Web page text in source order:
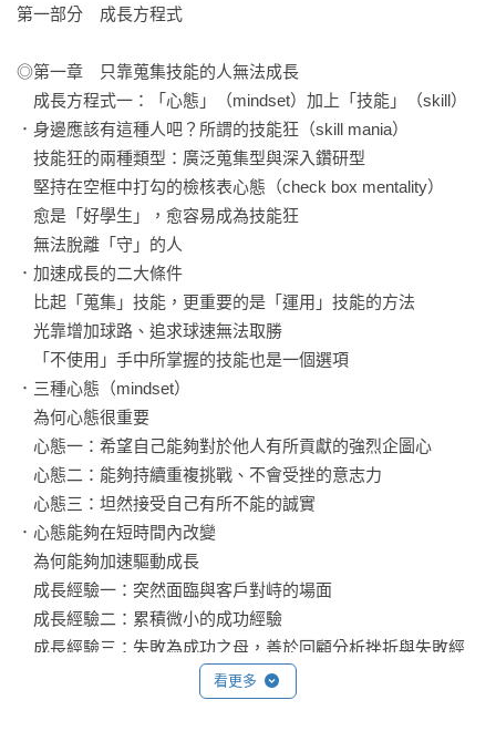
第一部分 成長方程式
◎第一章　只靠蒐集技能的人無法成長
成長方程式一：「心態」（mindset）加上「技能」（skill）
．身邊應該有這種人吧？所謂的技能狂（skill mania）
技能狂的兩種類型：廣泛蒐集型與深入鑽研型
堅持在空框中打勾的檢核表心態（check box mentality）
愈是「好學生」，愈容易成為技能狂
無法脫離「守」的人
．加速成長的二大條件
比起「蒐集」技能，更重要的是「運用」技能的方法
光靠增加球路、追求球速無法取勝
「不使用」手中所掌握的技能也是一個選項
．三種心態（mindset）
為何心態很重要
心態一：希望自己能夠對於他人有所貢獻的強烈企圖心
心態二：能夠持續重複挑戰、不會受挫的意志力
心態三：坦然接受自己有所不能的誠實
．心態能夠在短時間內改變
為何能夠加速驅動成長
成長經驗一：突然面臨與客戶對峙的場面
成長經驗二：累積微小的成功經驗
成長經驗三：失敗為成功之母，善於回顧分析挫折與失敗經
成長經驗四：轉化立場
看更多